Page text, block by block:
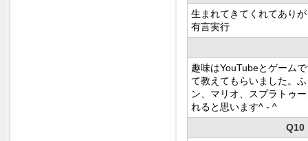
生まれてきてくれてあり
有言実行
趣味はYouTubeとゲーム
て教えてもらいました。
ン、マリオ、スプラトゥ
れると思います^ - ^
Q10